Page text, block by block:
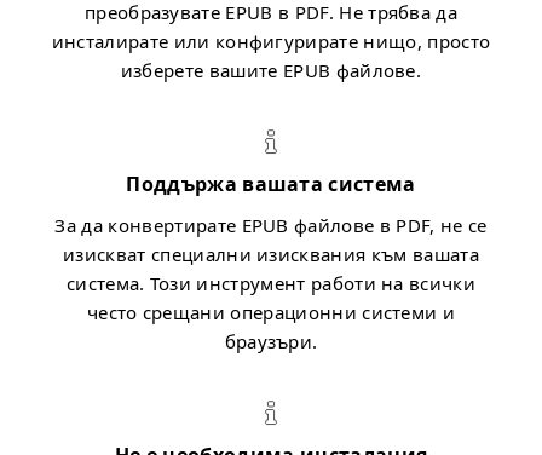
преобразувате EPUB в PDF. Не трябва да
инсталирате или конфигурирате нищо, просто
изберете вашите EPUB файлове.
Поддържа вашата система
За да конвертирате EPUB файлове в PDF, не се
изискват специални изисквания към вашата
система. Този инструмент работи на всички
често срещани операционни системи и
браузъри.